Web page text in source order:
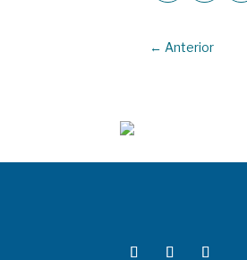
← Anterior